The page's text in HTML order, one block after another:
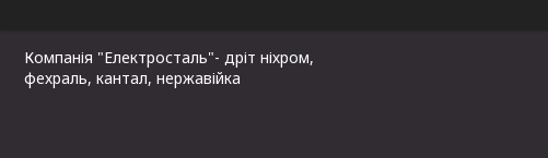
Компанія "Електросталь"- дріт ніхром,
фехраль, кантал, нержавійка